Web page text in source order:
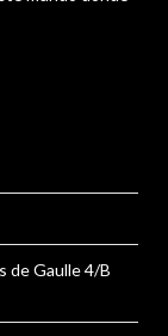
de Gaulle 4/B